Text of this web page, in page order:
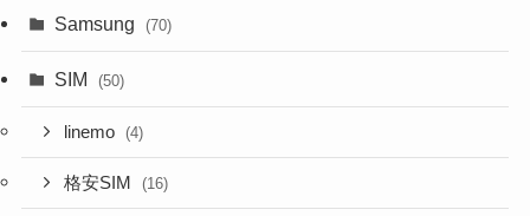
Samsung (70)
SIM (50)
linemo (4)
格安SIM (16)